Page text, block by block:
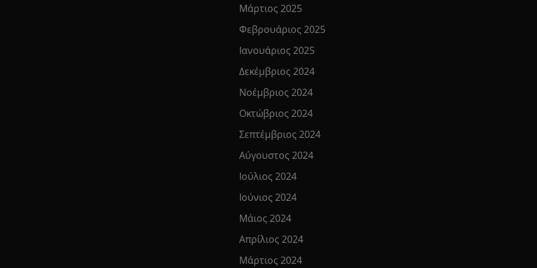
Μάρτιος 2025
Φεβρουάριος 2025
Ιανουάριος 2025
Δεκέμβριος 2024
Νοέμβριος 2024
Οκτώβριος 2024
Σεπτέμβριος 2024
Αύγουστος 2024
Ιούλιος 2024
Ιούνιος 2024
Μάιος 2024
Απρίλιος 2024
Μάρτιος 2024